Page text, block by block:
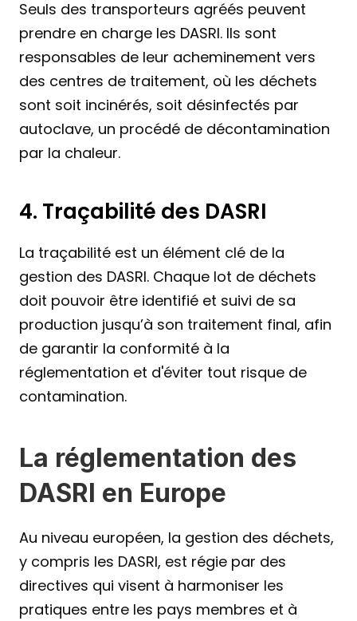
Seuls des transporteurs agréés peuvent
prendre en charge les DASRI. Ils sont
responsables de leur acheminement vers
des centres de traitement, où les déchets
sont soit incinérés, soit désinfectés par
autoclave, un procédé de décontamination
par la chaleur.
4. Traçabilité des DASRI
La traçabilité est un élément clé de la
gestion des DASRI. Chaque lot de déchets
doit pouvoir être identifié et suivi de sa
production jusqu’à son traitement final, afin
de garantir la conformité à la
réglementation et d'éviter tout risque de
contamination.
La réglementation des
DASRI en Europe
Au niveau européen, la gestion des déchets,
y compris les DASRI, est régie par des
directives qui visent à harmoniser les
pratiques entre les pays membres et à